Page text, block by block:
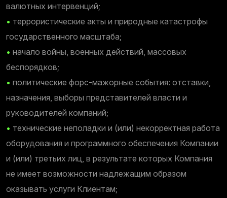
валютных интервенций;
• террористические акты и природные катастрофы
государственного масштаба;
• начало войны, военных действий, массовых
беспорядков;
• политические форс-мажорные события: отставки,
назначения, выборы представителей власти и
руководителей компаний;
• технические неполадки и (или) некорректная работа
оборудования и программного обеспечения Компании
и (или) третьих лиц, в результате которых Компания
не имеет возможности надлежащим образом
оказывать услуги Клиентам;